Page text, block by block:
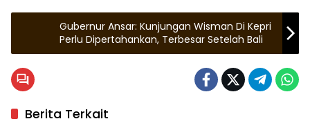
Gubernur Ansar: Kunjungan Wisman Di Kepri
Perlu Dipertahankan, Terbesar Setelah Bali
Berita Terkait